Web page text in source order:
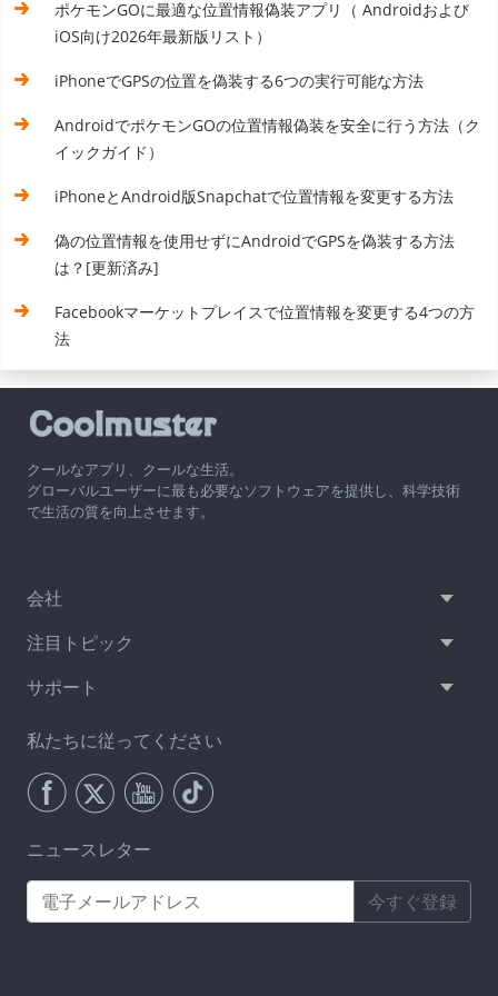
ポケモンGOに最適な位置情報偽装アプリ（ Androidおよび
iOS向け2026年最新版リスト）
iPhoneでGPSの位置を偽装する6つの実行可能な方法
AndroidでポケモンGOの位置情報偽装を安全に行う方法（ク
イックガイド）
iPhoneとAndroid版Snapchatで位置情報を変更する方法
偽の位置情報を使用せずにAndroidでGPSを偽装する方法
は？[更新済み]
Facebookマーケットプレイスで位置情報を変更する4つの方
法
クールなアプリ、クールな生活。
グローバルユーザーに最も必要なソフトウェアを提供し、科学技術
で生活の質を向上させます。
会社
注目トピック
サポート
私たちに従ってください
ニュースレター
今すぐ登録